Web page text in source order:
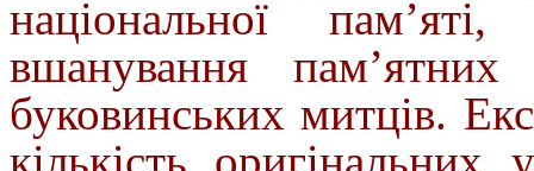
національної
вшанування
буковинських митців.